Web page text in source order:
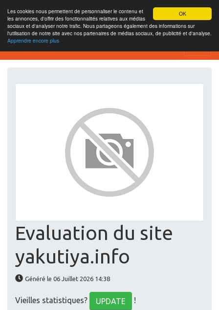
OK
Les cookies nous permettent de personnaliser le contenu et
les annonces, d'offrir des fonctionnalités relatives aux médias
sociaux et d'analyser notre trafic. Nous partageons également des informations sur
l'utilisation de notre site avec nos partenaires de médias sociaux, de publicité et d'analyse.
Apprendre encore plus
SEO Analytics
Evaluation du site
yakutiya.info
Généré le 06 Juillet 2026 14:38
Vieilles statistiques? UPDATE !